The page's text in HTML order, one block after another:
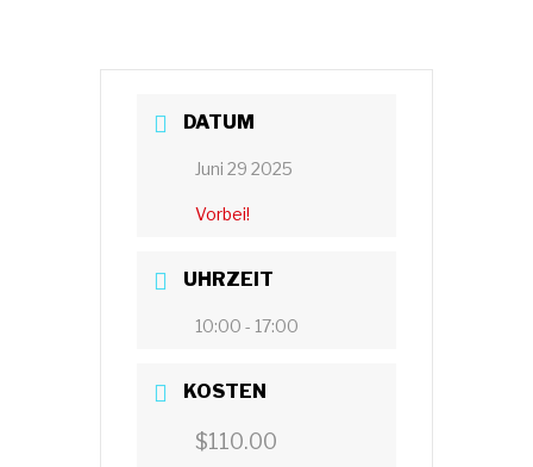
DATUM
Juni 29 2025
Vorbei!
UHRZEIT
10:00 - 17:00
KOSTEN
$110.00